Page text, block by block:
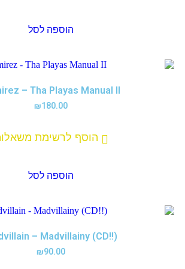
הוספה לסל
– Tha Playas Manual II
₪180.00
הוסף לרשימת
הוספה לסל
– Madvillainy (CD!!)
₪90.00